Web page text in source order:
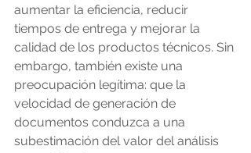
aumentar la eficiencia, reducir
tiempos de entrega y mejorar la
calidad de los productos técnicos. Sin
embargo, también existe una
preocupación legítima: que la
velocidad de generación de
documentos conduzca a una
subestimación del valor del análisis